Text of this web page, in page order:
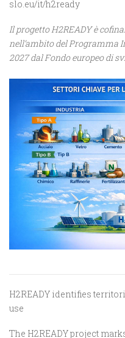
slo.eu/it/h2ready
Il progetto H2READY è
nell’ambito del Programma
2027 dal Fondo europeo di
H2READY identifies
use
The H2READY project